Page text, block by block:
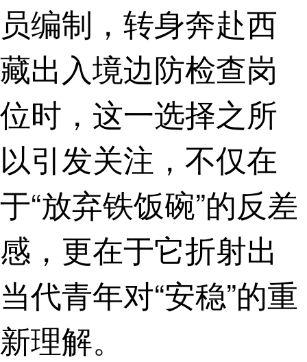
员编制，转身奔赴西
藏出入境边防检查岗
位时，这一选择之所
以引发关注，不仅在
于“放弃铁饭碗”的反差
感，更在于它折射出
当代青年对“安稳”的重
新理解。